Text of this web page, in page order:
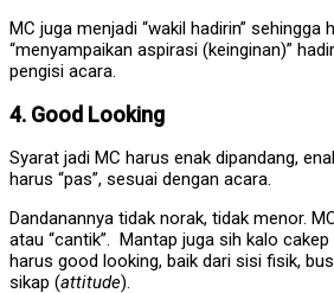
MC juga menjadi “wakil hadirin” sehingga
“menyampaikan aspirasi (keinginan)”
pengisi acara.
4. Good Looking
Syarat jadi MC harus enak dipandang,
harus “pas”, sesuai dengan acara.
Dandanannya tidak norak, tidak menor.
atau “cantik”. Mantap juga sih kalo
harus good looking, baik dari sisi fisik,
sikap (attitude).